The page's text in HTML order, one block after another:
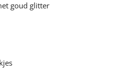
goud glitter